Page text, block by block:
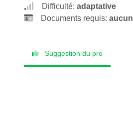
Difficulté: adaptative
Documents requis: aucun
Suggestion du pro